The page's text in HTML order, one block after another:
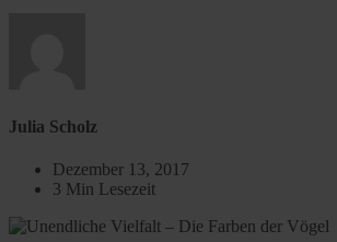
Julia Scholz
Dezember 13, 2017
3 Min Lesezeit